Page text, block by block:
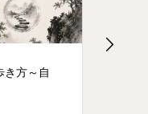
喫茶去～お茶をどうぞ～/禅